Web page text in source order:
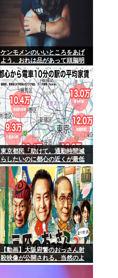
ケンモメンのいいところをあげ
よう、おれは品があって頭脳明
晰だとおもう
東京都民「助けて。通勤時間減
らしたいのに都心の近くが最低
10万払わないと住めないの」
【動画】大阪府警のおっさん射
殺映像が公開される。当然のよ
うに無抵抗だったことが発覚